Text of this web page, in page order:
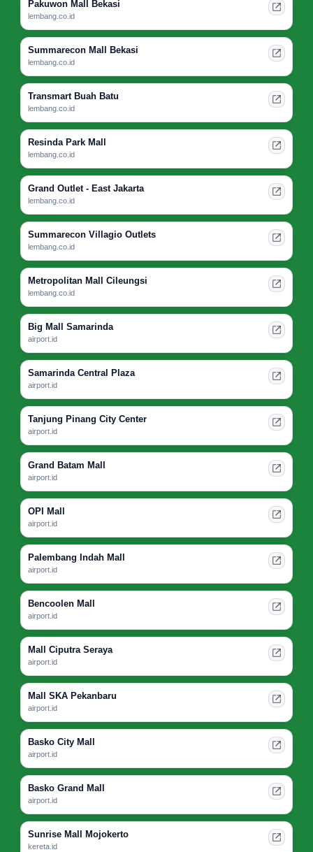
Pakuwon Mall Bekasi
lembang.co.id
Summarecon Mall Bekasi
lembang.co.id
Transmart Buah Batu
lembang.co.id
Resinda Park Mall
lembang.co.id
Grand Outlet - East Jakarta
lembang.co.id
Summarecon Villagio Outlets
lembang.co.id
Metropolitan Mall Cileungsi
lembang.co.id
Big Mall Samarinda
airport.id
Samarinda Central Plaza
airport.id
Tanjung Pinang City Center
airport.id
Grand Batam Mall
airport.id
OPI Mall
airport.id
Palembang Indah Mall
airport.id
Bencoolen Mall
airport.id
Mall Ciputra Seraya
airport.id
Mall SKA Pekanbaru
airport.id
Basko City Mall
airport.id
Basko Grand Mall
airport.id
Sunrise Mall Mojokerto
kereta.id